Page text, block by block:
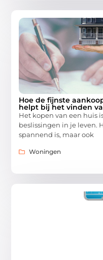
Hoe de fijnste
helpt bij het vinden
Het kopen van een huis
beslissingen in je leven.
spannend is, maar ook
Woningen